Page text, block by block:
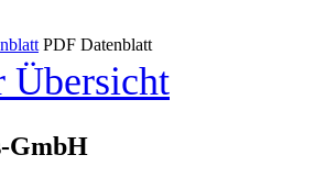
PDF Datenblatt
Übersicht
GmbH